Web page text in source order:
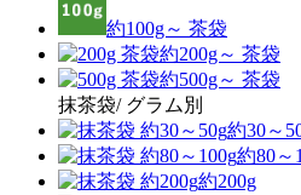
約100g～ 茶袋
約200g～ 茶袋
約500g～ 茶袋
抹茶袋/ グラム別
約30～
約80～
約200g